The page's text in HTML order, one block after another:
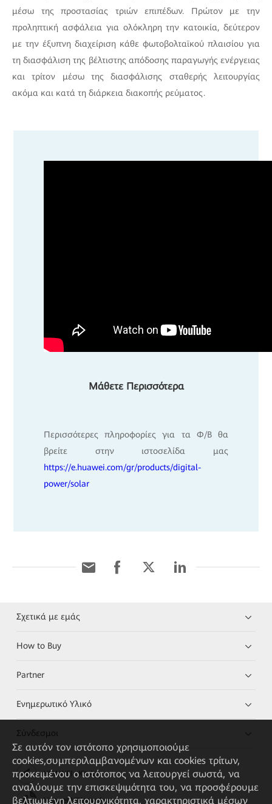
μέσω της προστασίας τριών επιπέδων. Πρώτον με την
προληπτική ασφάλεια για ολόκληρη την κατοικία, δεύτερον
με την έξυπνη διαχείριση κάθε φωτοβολταϊκού πλαισίου για
τη διασφάλιση της βέλτιστης απόδοσης παραγωγής ενέργειας
και τρίτον μέσω της διασφάλισης σταθερής λειτουργίας
ακόμα και κατά τη διάρκεια διακοπής ρεύματος.
Μάθετε Περισσότερα
Περισσότερες πληροφορίες για τα Φ/Β θα
βρείτε στην ιστοσελίδα μας
https://e.huawei.com/gr/products/digital-
power/solar
Σχετικά με εμάς
How to Buy
Partner
Ενημερωτικό Υλικό
Σύνδεσμοι
HUAWEI eKit App
Huawei HiKnow App
Σε αυτόν τον ιστότοπο χρησιμοποιούμε
cookies,συμπεριλαμβανομένων και cookies τρίτων,
προκειμένου ο ιστότοπος να λειτουργεί σωστά, να
αναλύουμε την επισκεψιμότητα του, να προσφέρουμε
βελτιωμένη λειτουργικότητα, χαρακτηριστικά μέσων